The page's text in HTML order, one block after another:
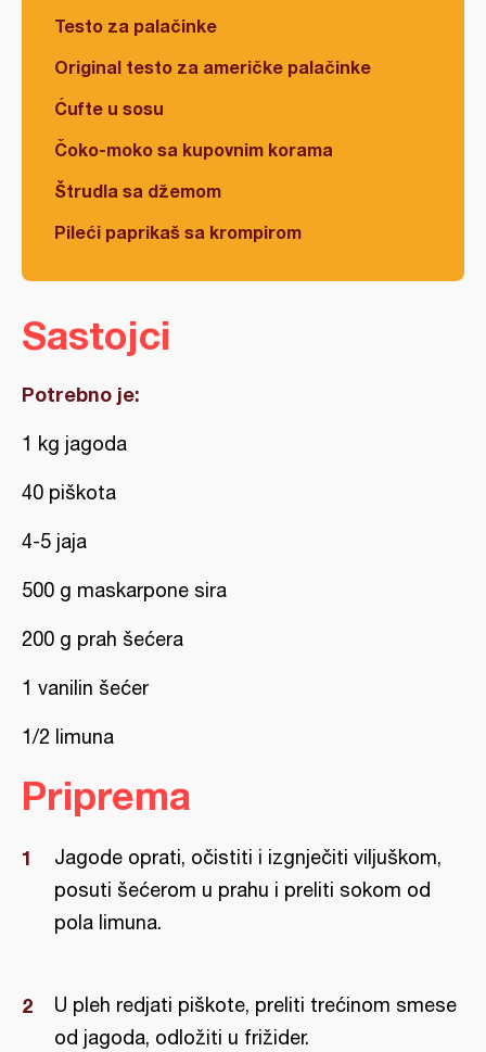
Testo za palačinke
Original testo za američke palačinke
Ćufte u sosu
Čoko-moko sa kupovnim korama
Štrudla sa džemom
Pileći paprikaš sa krompirom
Sastojci
Potrebno je:
1 kg jagoda
40 piškota
4-5 jaja
500 g maskarpone sira
200 g prah šećera
1 vanilin šećer
1/2 limuna
Priprema
Jagode oprati, očistiti i izgnječiti viljuškom,
posuti šećerom u prahu i preliti sokom od
pola limuna.
U pleh redjati piškote, preliti trećinom smese
od jagoda, odložiti u frižider.